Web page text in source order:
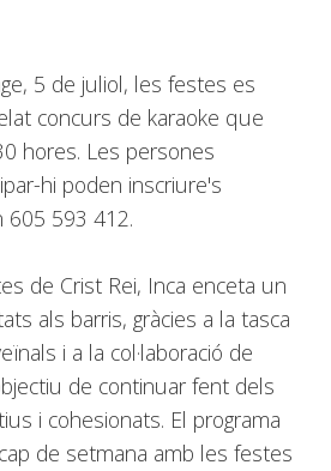
5 de juliol, les festes es
concurs de karaoke que
hores. Les persones
hi poden inscriure's
605 593 412.
de Crist Rei, Inca enceta un
als barris, gràcies a la tasca
i a la col·laboració de
de continuar fent dels
i cohesionats. El programa
de setmana amb les festes